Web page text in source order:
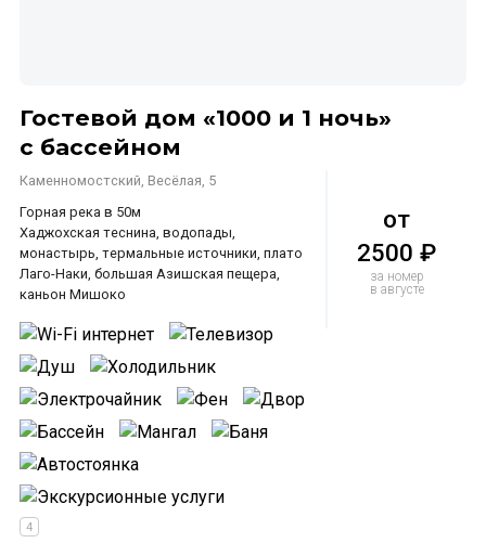
Гостевой дом «1000 и 1 ночь»
с бассейном
Каменномостский, Весёлая, 5
Горная река в 50м
Хаджохская теснина, водопады,
монастырь, термальные источники, плато
Лаго-Наки, большая Азишская пещера,
каньон Мишоко
от
2500 ₽
за номер
в августе